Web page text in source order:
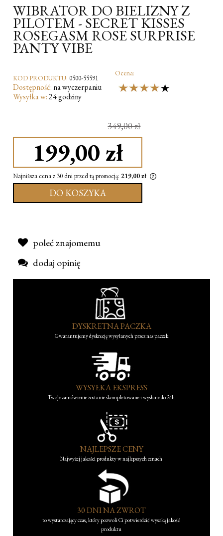
WIBRATOR DO BIELIZNY Z
PILOTEM - SECRET KISSES
ROSEGASM ROSE SURPRISE
PANTY VIBE
KOD PRODUKTU: 0500-55591
Dostępność: na wyczerpaniu
Wysyłka w:24 godziny
Ocena:
349,00 zł
199,00 zł
Najniższa cena z 30 dni przed tą promocją: 219,00 zł
DO KOSZYKA
poleć znajomemu
dodaj opinię
DYSKRETNA PACZKA
Gwarantujemy dyskrecję wysyłanych przez nas paczek
WYSYŁKA EKSPRESS
Twoje zamówienie zostanie skompletowane i wysłane do 24h
NAJLEPSZE CENY
Najwyżej jakości produkty w najlepszych cenach
30 DNI NA ZWROT
to wystarczający czas, który pozwoli Ci potwierdzić wysoką jakość
produktu